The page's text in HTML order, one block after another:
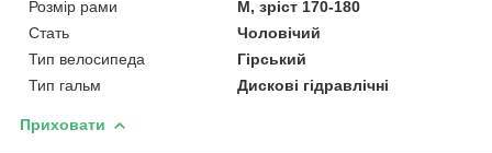
Розмір рами
M, зріст 170-180
Стать
Чоловічий
Тип велосипеда
Гірський
Тип гальм
Дискові гідравлічні
Приховати